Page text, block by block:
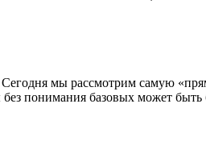
Сегодня мы рассмотрим самую
понимания базовых может быть